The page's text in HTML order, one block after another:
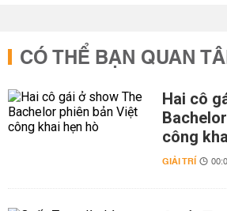
CÓ THỂ BẠN QUAN
Hai cô
công
GIẢI TRÍ